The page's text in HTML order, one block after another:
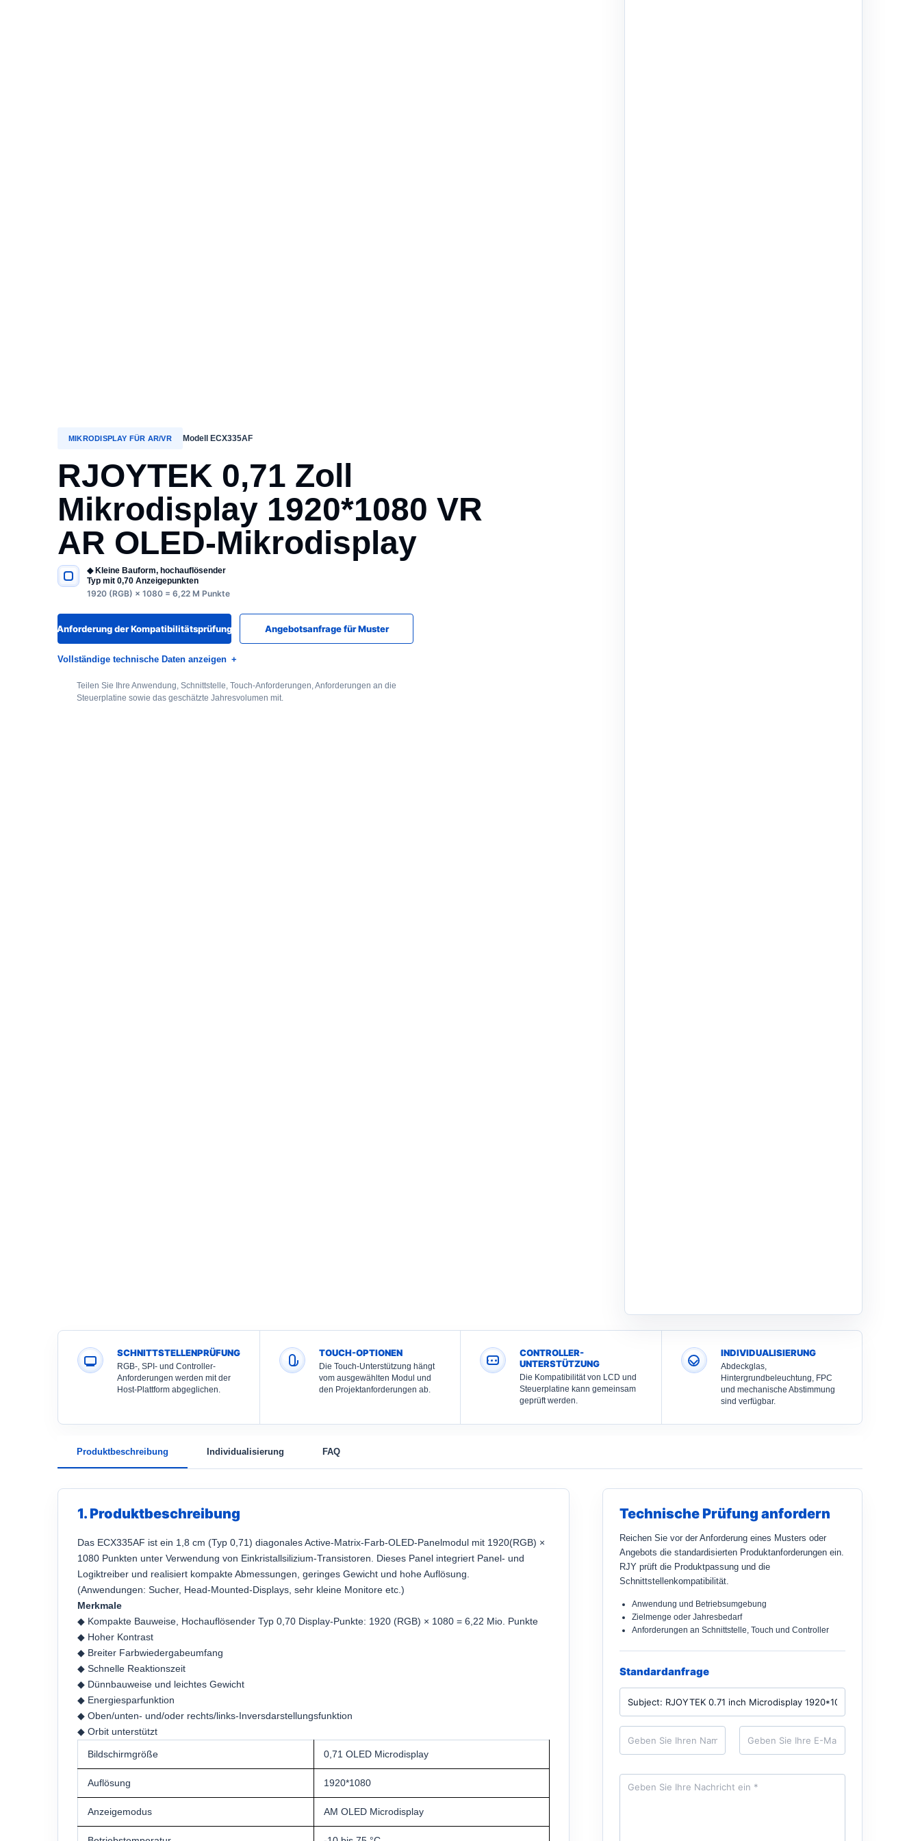
MIKRODISPLAY FÜR AR/VR Modell ECX335AF
RJOYTEK 0,71 Zoll
Mikrodisplay 1920*1080 VR
AR OLED-Mikrodisplay
WICHTIGE SPEZIFIKATIONEN
◆ Kleine Bauform, hochauflösender
Typ mit 0,70 Anzeigepunkten
1920 (RGB) × 1080 = 6,22 M Punkte
Anforderung der Kompatibilitätsprüfung Angebotsanfrage für Muster
Vollständige technische Daten anzeigen
Teilen Sie Ihre Anwendung, Schnittstelle, Touch-Anforderungen, Anforderungen an die
Steuerplatine sowie das geschätzte Jahresvolumen mit.
SCHNITTSTELLENPRÜFUNG
RGB-, SPI- und Controller-
Anforderungen werden mit der
Host-Plattform abgeglichen.
TOUCH-OPTIONEN
Die Touch-Unterstützung hängt
vom ausgewählten Modul und
den Projektanforderungen ab.
CONTROLLER-
UNTERSTÜTZUNG
Die Kompatibilität von LCD und
Steuerplatine kann gemeinsam
geprüft werden.
INDIVIDUALISIERUNG
Abdeckglas,
Hintergrundbeleuchtung, FPC
und mechanische Abstimmung
sind verfügbar.
Produktbeschreibung Individualisierung FAQ
1. Produktbeschreibung
Das ECX335AF ist ein 1,8 cm (Typ 0,71) diagonales Active-Matrix-Farb-OLED-Panelmodul mit 1920(RGB) ×
1080 Punkten unter Verwendung von Einkristallsilizium-Transistoren. Dieses Panel integriert Panel- und
Logiktreiber und realisiert kompakte Abmessungen, geringes Gewicht und hohe Auflösung.
(Anwendungen: Sucher, Head-Mounted-Displays, sehr kleine Monitore etc.)
Merkmale
◆ Kompakte Bauweise, Hochauflösender Typ 0,70 Display-Punkte: 1920 (RGB) × 1080 = 6,22 Mio. Punkte
◆ Hoher Kontrast
◆ Breiter Farbwiedergabeumfang
◆ Schnelle Reaktionszeit
◆ Dünnbauweise und leichtes Gewicht
◆ Energiesparfunktion
◆ Oben/unten- und/oder rechts/links-Inversdarstellungsfunktion
◆ Orbit unterstützt
Bildschirmgröße 0,71 OLED Microdisplay
Auflösung 1920*1080
Anzeigemodus AM OLED Microdisplay
Technische Prüfung anfordern
Reichen Sie vor der Anforderung eines Musters oder
Angebots die standardisierten Produktanforderungen ein.
RJY prüft die Produktpassung und die
Schnittstellenkompatibilität.
Anwendung und Betriebsumgebung
Zielmenge oder Jahresbedarf
Anforderungen an Schnittstelle, Touch und Controller
Standardanfrage
P
o
d
N
m
*
E
M
i
l
N